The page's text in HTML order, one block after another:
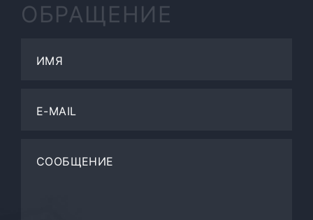
ОБРАЩЕНИЕ
ИМЯ
E-MAIL
СООБЩЕНИЕ